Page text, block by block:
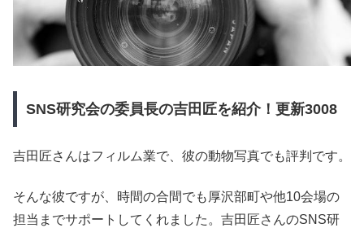
SNS研究会の委員長の吉田匠を紹介！更新3008
吉田匠さんはフィルム業で、彼の動物写真でも評判です。
そんな彼ですが、時間の合間でも厚沢部町や他10会場の
担当までサポートしてくれました。吉田匠さんのSNS研